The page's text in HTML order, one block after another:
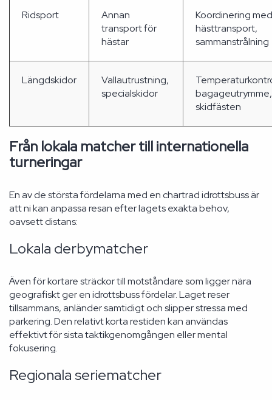
Ridsport
Annan
transport för
hästar
Koordinering med
hästtransport,
sammanstrålning
Längdskidor
Vallautrustning,
specialskidor
bagageutrymme,
skidfästen
Från lokala matcher till internationella
turneringar
En av de största fördelarna med en chartrad idrottsbuss är
att ni kan anpassa resan efter lagets exakta behov,
oavsett distans:
Lokala derbymatcher
Även för kortare sträckor till motståndare som ligger nära
geografiskt ger en idrottsbuss fördelar. Laget reser
tillsammans, anländer samtidigt och slipper stressa med
parkering. Den relativt korta restiden kan användas
effektivt för sista taktikgenomgången eller mental
fokusering.
Regionala seriematcher